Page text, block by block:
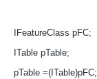
IFeatureClass pFC;
ITable pTable;
pTable =(ITable)pFC;